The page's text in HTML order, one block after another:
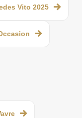
Vito 2025